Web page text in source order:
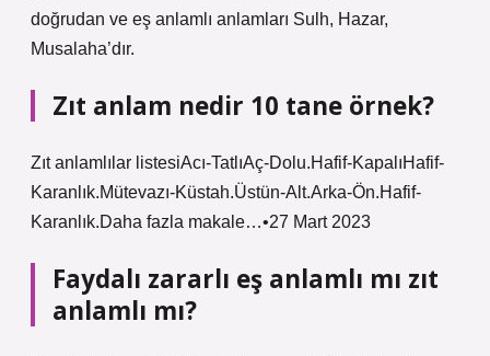
doğrudan ve eş anlamlı anlamları Sulh, Hazar,
Musalaha’dır.
Zıt anlam nedir 10 tane örnek?
Zıt anlamlılar listesiAcı-TatlıAç-Dolu.Hafif-KapalıHafif-
Karanlık.Mütevazı-Küstah.Üstün-Alt.Arka-Ön.Hafif-
Karanlık.Daha fazla makale…•27 Mart 2023
Faydalı zararlı eş anlamlı mı zıt
anlamlı mı?